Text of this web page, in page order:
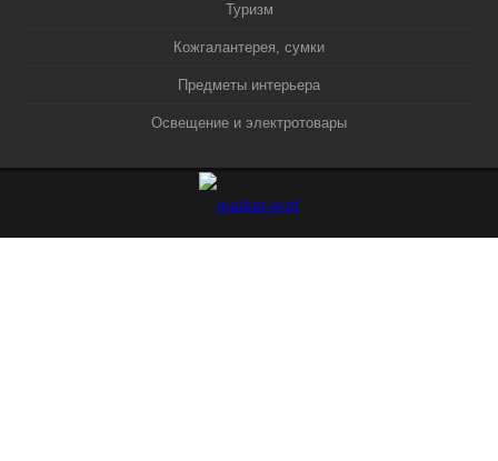
Туризм
Кожгалантерея, сумки
Предметы интерьера
Освещение и электротовары